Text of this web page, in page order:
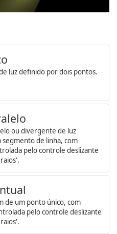
luz definido por dois pontos.
ou divergente de luz
de linha, com
pelo controle deslizante
de um ponto único, com
pelo controle deslizante